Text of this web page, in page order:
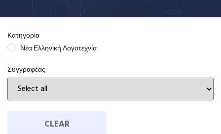
Κατηγορία
Νέα Ελληνική Λογοτεχνία
Συγγραφέας
CLEAR